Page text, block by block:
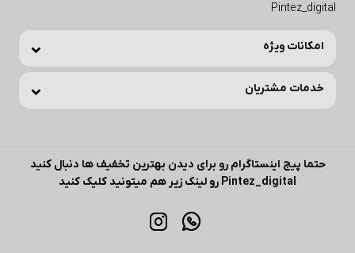
Pintez_digital
امکانات ویژه
خدمات مشتریان
حتما پیج اینستاگرام رو برای دیدن بهترین تخفیف ها دنبال کنید
Pintez_digital رو لینک زیر هم میتونید کلیک کنید